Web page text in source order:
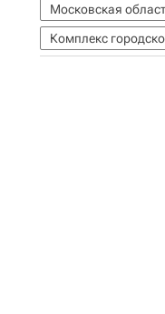
Московская
Комплекс